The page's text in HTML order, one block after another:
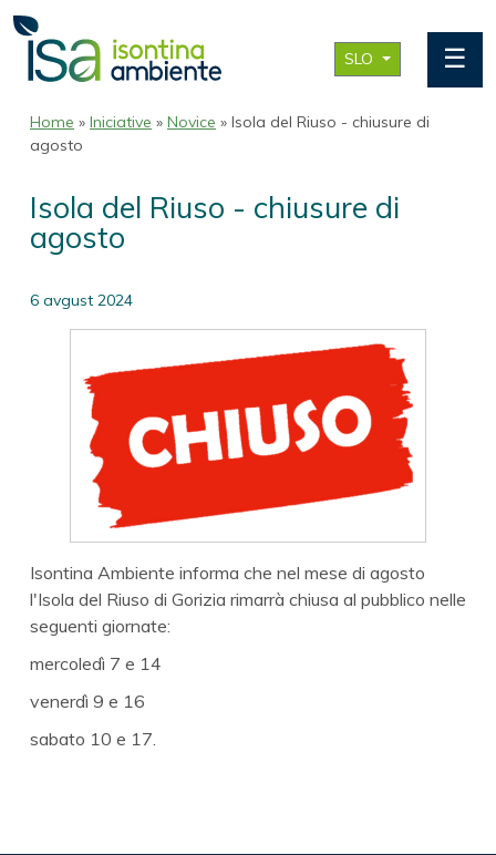
SLO ☰
Home » Iniciative » Novice » Isola del Riuso - chiusure di
agosto
Isola del Riuso - chiusure di
agosto
6 avgust 2024
Isontina Ambiente informa che nel mese di agosto
l'Isola del Riuso di Gorizia rimarrà chiusa al pubblico nelle
seguenti giornate:
mercoledì 7 e 14
venerdì 9 e 16
sabato 10 e 17.